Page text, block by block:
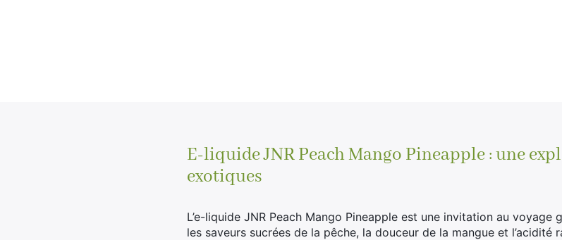
E-liquide JNR Peach Mango Pineapple : une
exotiques
L’e-liquide JNR Peach Mango Pineapple est une invitation au voyage
les saveurs sucrées de la pêche, la douceur de la mangue et l’acidité